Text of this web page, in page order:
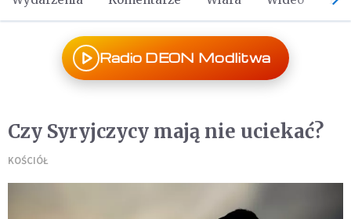
Radio DEON Modlitwa
Czy Syryjczycy mają nie uciekać?
KOŚCIÓŁ